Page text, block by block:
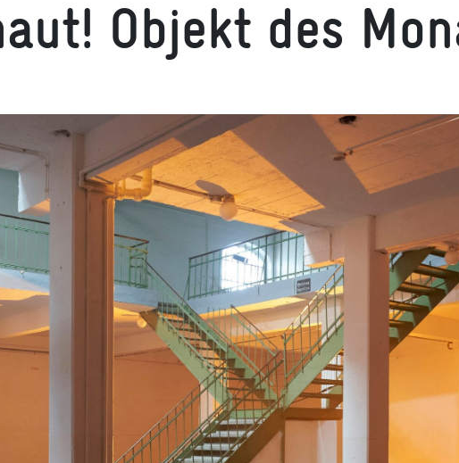
Objekt des